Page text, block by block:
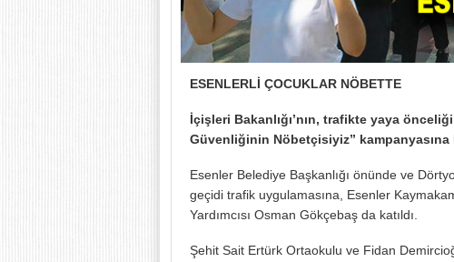
ESENLERLİ ÇOCUKLAR NÖBETTE
İçişleri Bakanlığı’nın, trafikte yaya
Güvenliğinin Nöbetçisiyiz” kampanyasına
Esenler Belediye Başkanlığı önünde ve
geçidi trafik uygulamasına, Esenler
Yardımcısı Osman Gökçebaş da katıldı.
Şehit Sait Ertürk Ortaokulu ve Fidan